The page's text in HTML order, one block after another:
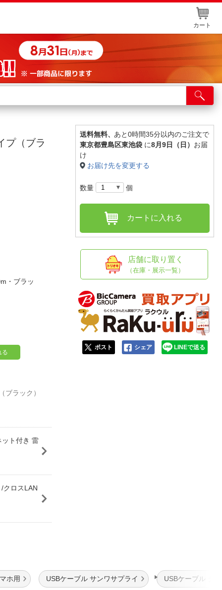
カート
舗サービス
ト取り置き
情報・店舗一覧
プ（ブラ
・ブラッ
る
ブラック）
ト付き 雷
クロスLAN
送料無料、 あと0時間35分以内のご注文で
東京都豊島区東池袋 に8月9日（日） お届
け
お届け先を変更する
数量 個
カートに入れる
店舗に取り置く
（在庫・展示一覧）
ポスト シェア LINEで送る
ホ用 USBケーブル サンワサプライ USBケーブル タ